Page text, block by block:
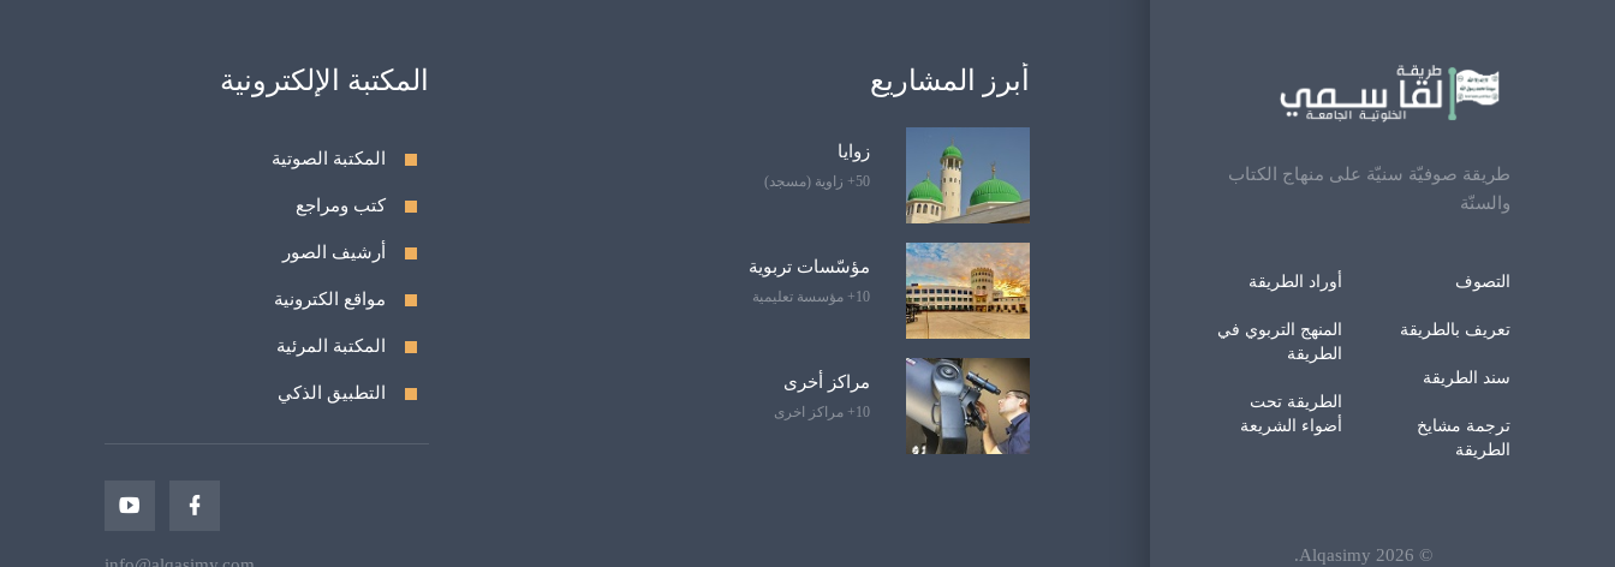
طريقة صوفيّة سنيّة على منهاج الكتاب
والسنّة
التصوف
تعريف بالطريقة
سند الطريقة
ترجمة مشايخ
الطريقة
أوراد الطريقة
المنهج التربوي في
الطريقة
الطريقة تحت
أضواء الشريعة
©
2026
Alqasimy
.
أبرز المشاريع
زوايا
50+ زاوية (مسجد)
مؤسّسات تربوية
10+ مؤسسة تعليمية
مراكز أخرى
10+ مراكز اخرى
المكتبة الإلكترونية
المكتبة الصوتية
كتب ومراجع
أرشيف الصور
مواقع الكترونية
المكتبة المرئية
التطبيق الذكي